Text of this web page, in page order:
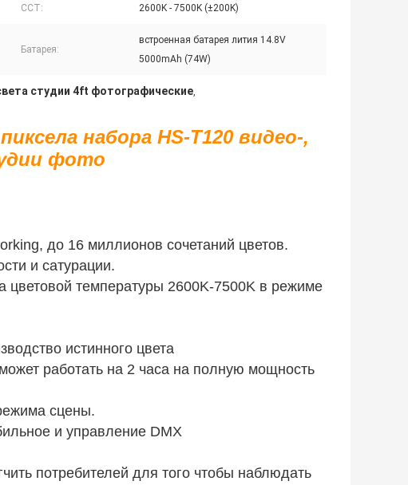
CCT: 2600K - 7500K (±200K)
Батарея:
встроенная батарея лития 14.8V
5000mAh (74W)
студии 4ft фотографические,
набора HS-T120 видео-,
фото
до 16 миллионов сочетаний цветов.
и сатурации.
цветовой температуры 2600K-7500K в режиме
истинного цвета
работать на 2 часа на полную мощность
сцены.
и управление DMX
потребителей для того чтобы наблюдать